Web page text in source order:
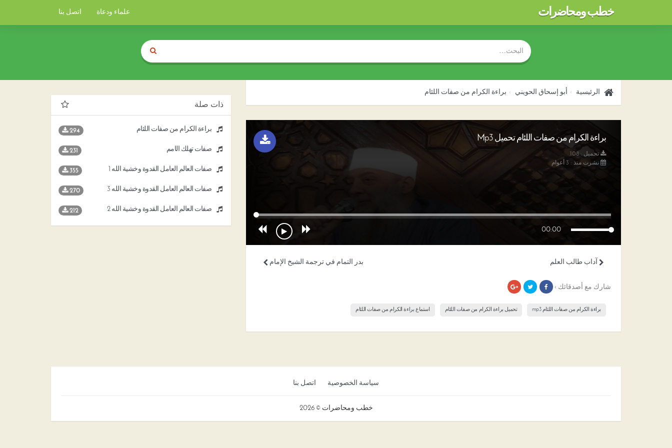
خطب ومحاضرات علماء ودعاة اتصل بنا
الرئيسية أبو إسحاق الحويني براءة الكرام من صفات اللئام
براءة الكرام من صفات اللئام تحميل Mp3
تحميل : 108
نشرت منذ : 3 أعوام
00:00
بدر التمام في ترجمة الشيخ الإمام آداب طالب العلم
شارك مع أصدقائك ›
براءة الكرام من صفات اللئام mp3 تحميل براءة الكرام من صفات اللئام استماع براءة الكرام من صفات اللئام
ذات صلة
براءة الكرام من صفات اللئام 294
صفات تهلك الأمم 231
صفات العالم العامل القدوة وخشية الله 1 355
صفات العالم العامل القدوة وخشية الله 3 270
صفات العالم العامل القدوة وخشية الله 2 212
سياسة الخصوصية اتصل بنا
خطب ومحاضرات © 2026